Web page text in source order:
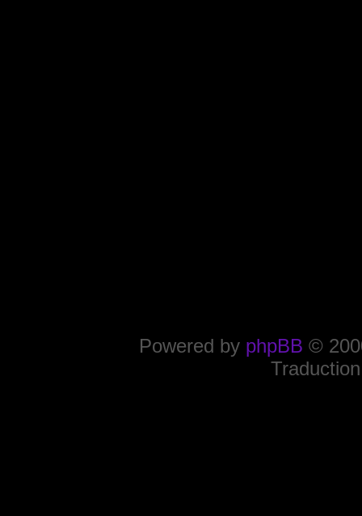
Powered by phpBB ©